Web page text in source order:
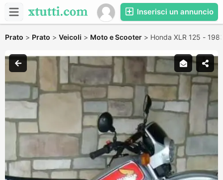
Inserisci un annuncio
Prato > Prato > Veicoli > Moto e Scooter > Honda XLR 125 -